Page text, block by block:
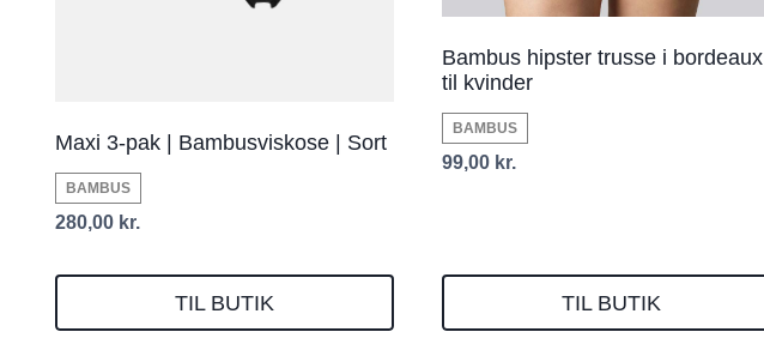
Maxi 3-pak | Bambusviskose | Sort
BAMBUS
280,00 kr.
TIL BUTIK
Bambus hipster trusse i bordeaux
til kvinder
BAMBUS
99,00 kr.
TIL BUTIK